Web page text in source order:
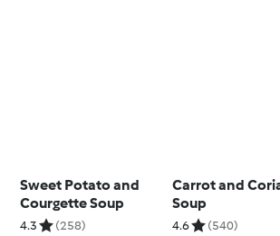
Sweet Potato and
Courgette Soup
4.3 (258)
Carrot and
Soup
4.6 (540)